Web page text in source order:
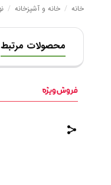
خانه / خانه و آشپزخانه /
محصولات مرتبط